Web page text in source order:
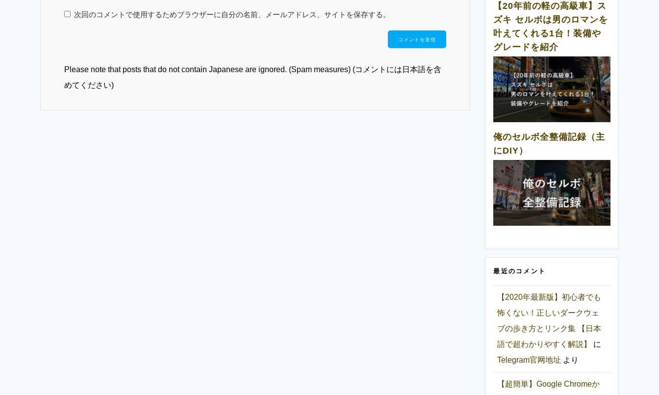
次回のコメントで使用するためブラウザーに自分の名前、メールアドレス、サイトを保存する。
Please note that posts that do not contain Japanese are ignored. (Spam measures) (コメントには日本語を含
めてください)
【20年前の軽の高級車】ス
ズキ セルボは男のロマンを
叶えてくれる1台！装備や
グレードを紹介
俺のセルボ全整備記録（主
にDIY）
最近のコメント
【2020年最新版】初心者でも
怖くない！正しいダークウェ
ブの歩き方とリンク集 【日本
語で超わかりやすく解説】
に
Telegram官网地址 より
【超簡単】Google Chromeか